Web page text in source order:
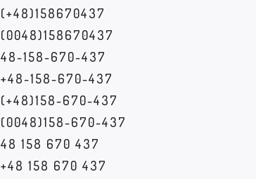
(+48)158670437
(0048)158670437
48-158-670-437
+48-158-670-437
(+48)158-670-437
(0048)158-670-437
48 158 670 437
+48 158 670 437